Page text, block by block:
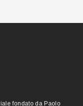
fondato da Paolo